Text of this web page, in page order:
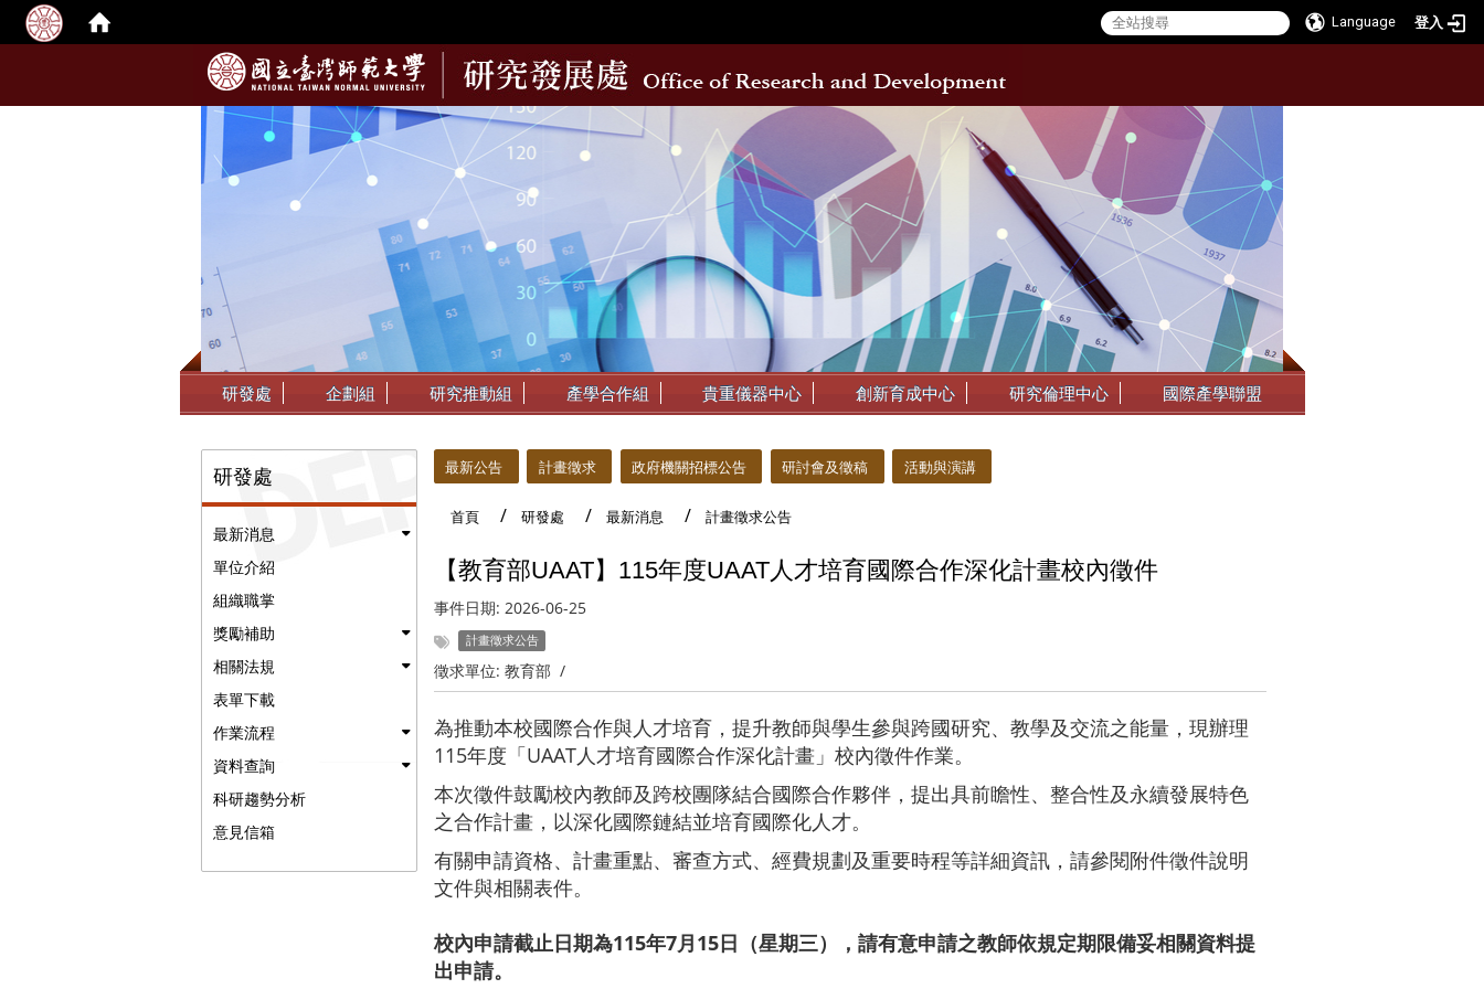
Language 登入
::: 研發處 企劃組 研究推動組 產學合作組 貴重儀器中心 創新育成中心 研究倫理中心 國際產學聯盟
研發處
最新消息
單位介紹
組織職掌
獎勵補助
相關法規
表單下載
作業流程
資料查詢
科研趨勢分析
意見信箱
最新公告 計畫徵求 政府機關招標公告 研討會及徵稿 活動與演講
首頁 研發處 最新消息 計畫徵求公告
【教育部UAAT】115年度UAAT人才培育國際合作深化計畫校內徵件
事件日期: 2026-06-25
計畫徵求公告
徵求單位: 教育部 /
為推動本校國際合作與人才培育，提升教師與學生參與跨國研究、教學及交流之能量，現辦理
115年度「UAAT人才培育國際合作深化計畫」校內徵件作業。
本次徵件鼓勵校內教師及跨校團隊結合國際合作夥伴，提出具前瞻性、整合性及永續發展特色
之合作計畫，以深化國際鏈結並培育國際化人才。
有關申請資格、計畫重點、審查方式、經費規劃及重要時程等詳細資訊，請參閱附件徵件說明
文件與相關表件。
校內申請截止日期為115年7月15日（星期三），請有意申請之教師依規定期限備妥相關資料提
出申請。